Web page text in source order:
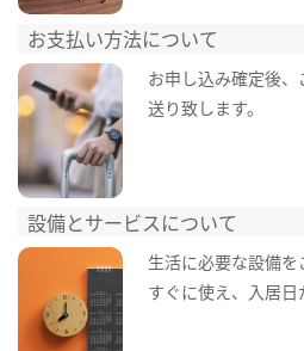
お支払い方法について
お申し込み確定後
送り致します。
設備とサービスについて
生活に必要な設備
すぐに使え、入居日